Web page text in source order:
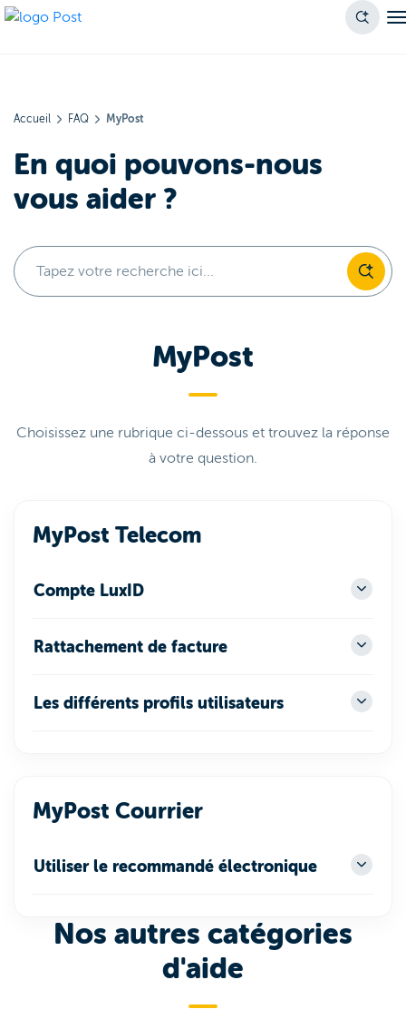
Accueil FAQ MyPost
En quoi pouvons-nous
vous aider ?
Tapez votre recherche ici...
MyPost
Choisissez une rubrique ci-dessous et trouvez la réponse
à votre question.
MyPost Telecom
Compte LuxID
Rattachement de facture
Les différents profils utilisateurs
MyPost Courrier
Utiliser le recommandé électronique
Nos autres catégories
d'aide